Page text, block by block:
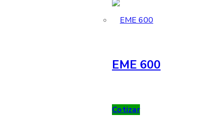
EME 600
Cotizar